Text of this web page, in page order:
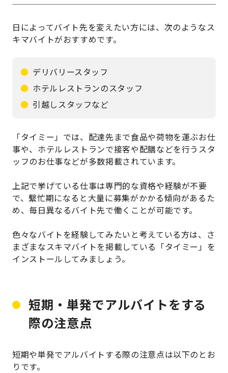
日によってバイト先を変えたい方には、次のようなス
キマバイトがおすすめです。
デリバリースタッフ
ホテルレストランのスタッフ
引越しスタッフなど
「タイミー」では、配達先まで食品や荷物を運ぶお仕
事や、ホテルレストランで接客や配膳などを行うスタ
ッフのお仕事などが多数掲載されています。
上記で挙げている仕事は専門的な資格や経験が不要
で、繫忙期になると大量に募集がかかる傾向があるた
め、毎日異なるバイト先で働くことが可能です。
色々なバイトを経験してみたいと考えている方は、さ
まざまなスキマバイトを掲載している「タイミー」を
インストールしてみましょう。
短期・単発でアルバイトをする
際の注意点
短期や単発でアルバイトする際の注意点は以下のとお
りです。